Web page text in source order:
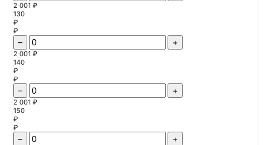
2 001 ₽
130
₽
₽
– +
2 001 ₽
140
₽
₽
– +
2 001 ₽
150
₽
₽
– +